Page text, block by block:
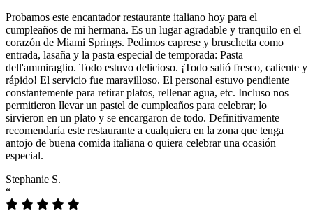
Probamos este encantador restaurante italiano hoy para el
cumpleaños de mi hermana. Es un lugar agradable y tranquilo en el
corazón de Miami Springs. Pedimos caprese y bruschetta como
entrada, lasaña y la pasta especial de temporada: Pasta
dell'ammiraglio. Todo estuvo delicioso. ¡Todo salió fresco, caliente y
rápido! El servicio fue maravilloso. El personal estuvo pendiente
constantemente para retirar platos, rellenar agua, etc. Incluso nos
permitieron llevar un pastel de cumpleaños para celebrar; lo
sirvieron en un plato y se encargaron de todo. Definitivamente
recomendaría este restaurante a cualquiera en la zona que tenga
antojo de buena comida italiana o quiera celebrar una ocasión
especial.
Stephanie S.
“